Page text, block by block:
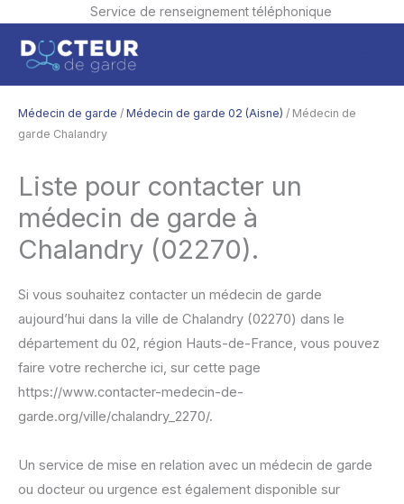
Service de renseignement téléphonique
contenu
Médecin de garde / Médecin de garde 02 (Aisne) / Médecin de
garde Chalandry
Liste pour contacter un
médecin de garde à
Chalandry (02270).
Si vous souhaitez contacter un médecin de garde
aujourd’hui dans la ville de Chalandry (02270) dans le
département du 02, région Hauts-de-France, vous pouvez
faire votre recherche ici, sur cette page
https://www.contacter-medecin-de-
garde.org/ville/chalandry_2270/.
Un service de mise en relation avec un médecin de garde
ou docteur ou urgence est également disponible sur